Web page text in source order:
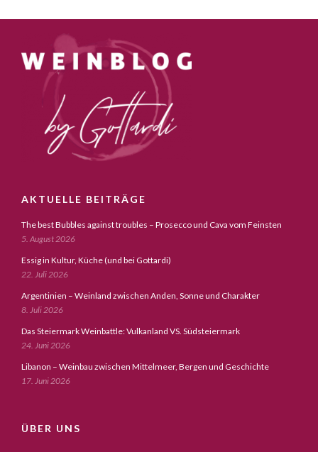
AKTUELLE BEITRÄGE
The best Bubbles against troubles – Prosecco und Cava vom Feinsten
5. August 2026
Essig in Kultur, Küche (und bei Gottardi)
22. Juli 2026
Argentinien – Weinland zwischen Anden, Sonne und Charakter
8. Juli 2026
Das Steiermark Weinbattle: Vulkanland VS. Südsteiermark
24. Juni 2026
Libanon – Weinbau zwischen Mittelmeer, Bergen und Geschichte
17. Juni 2026
ÜBER UNS